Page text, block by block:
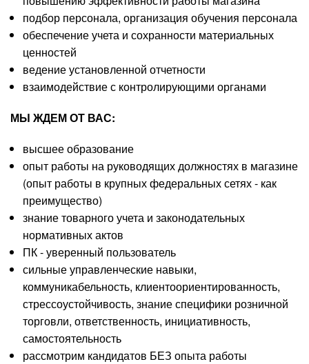
подбор персонала, организация обучения персонала
обеспечение учета и сохранности материальных
ценностей
ведение установленной отчетности
взаимодействие с контролирующими органами
МЫ ЖДЕМ ОТ ВАС:
высшее образование
опыт работы на руководящих должностях в магазине
(опыт работы в крупных федеральных сетях - как
преимущество)
знание товарного учета и законодательных
нормативных актов
ПК - уверенный пользователь
сильные управленческие навыки,
коммуникабельность, клиентоориентированность,
стрессоустойчивость, знание специфики розничной
торговли, ответственность, инициативность,
самостоятельность
рассмотрим кандидатов БЕЗ опыта работы